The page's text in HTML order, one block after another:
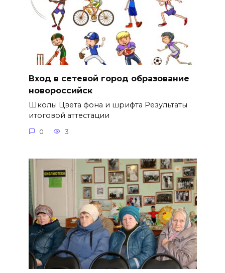
Вход в сетевой город образование
новороссийск
Школы Цвета фона и шрифта Результаты
итоговой аттестации
0 3